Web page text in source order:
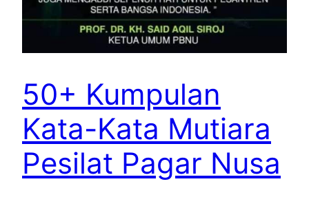
50+ Kumpulan
Kata-Kata Mutiara
Pesilat Pagar Nusa